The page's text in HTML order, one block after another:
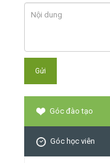
Góc đào tạo
Góc học viên